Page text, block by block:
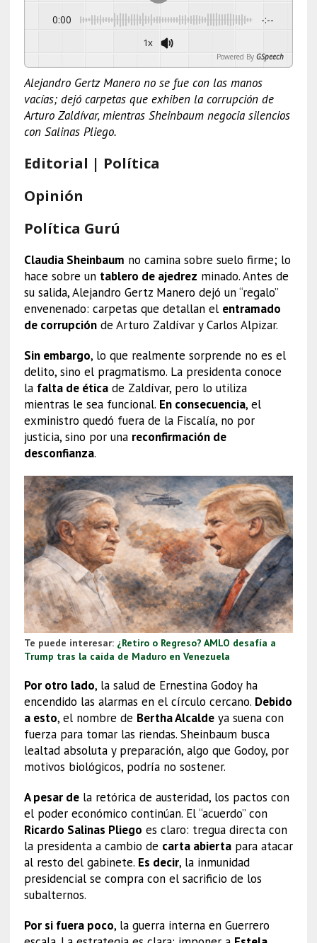
0:00 -:--
1x
Powered By GSpeech
Alejandro Gertz Manero no se fue con las manos
vacías; dejó carpetas que exhiben la corrupción de
Arturo Zaldívar, mientras Sheinbaum negocia silencios
con Salinas Pliego.
Editorial | Política
Opinión
Política Gurú
Claudia Sheinbaum no camina sobre suelo firme; lo
hace sobre un tablero de ajedrez minado. Antes de
su salida, Alejandro Gertz Manero dejó un “regalo”
envenenado: carpetas que detallan el entramado
de corrupciónde Arturo Zaldívar y Carlos Alpizar.
Sin embargo, lo que realmente sorprende no es el
delito, sino el pragmatismo. La presidenta conoce
la falta de éticade Zaldívar, pero lo utiliza
mientras le sea funcional. En consecuencia, el
exministro quedó fuera de la Fiscalía, no por
justicia, sino por una reconfirmación de
desconfianza.
Te puede interesar: ¿Retiro o Regreso? AMLO desafía a
Trump tras la caída de Maduro en Venezuela
Por otro lado, la salud de Ernestina Godoy ha
encendido las alarmas en el círculo cercano. Debido
a esto, el nombre de Bertha Alcaldeya suena con
fuerza para tomar las riendas. Sheinbaum busca
lealtad absoluta y preparación, algo que Godoy, por
motivos biológicos, podría no sostener.
A pesar dela retórica de austeridad, los pactos con
el poder económico continúan. El “acuerdo” con
Ricardo Salinas Pliego es claro: tregua directa con
la presidenta a cambio de carta abiertapara atacar
al resto del gabinete. Es decir, la inmunidad
presidencial se compra con el sacrificio de los
subalternos.
Por si fuera poco, la guerra interna en Guerrero